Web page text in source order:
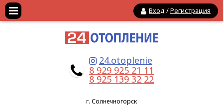
Вход /Регистрация
24.otoplenie
8 929 925 21 11
8 925 139 32 22
г. Солнечногорск